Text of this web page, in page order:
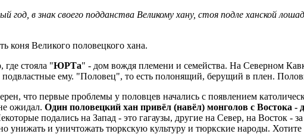
в знак своего подданства Великому хану, стоя подле ханской
коня Великого половецкого хана.
стояла "ЮРТа" - дом вождя племени и семейства. На Северном
ему. "Половец", то есть полонящий, берущий в плен.
что первые проблемы у половцев начались с появлением
ожидал. Один половецкий хан привёл (навёл) монголов с Востока
подались на Запад - это гагаузы, другие на Север, на Восток -
и уничтожать тюркскую культуру и тюркские народы. Хотите